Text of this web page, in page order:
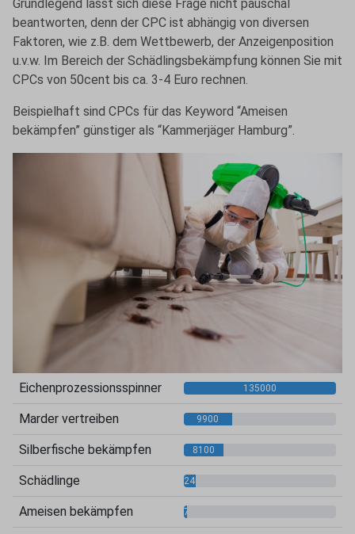
Grundlegend lässt sich diese Frage nicht pauschal
beantworten, denn der CPC ist abhängig von diversen
Faktoren, wie z.B. dem Wettbewerb, der Anzeigenposition
u.v.w. Im Bereich der Schädlingsbekämpfung können Sie mit
CPCs von 50cent bis ca. 3-4 Euro rechnen.
Beispielhaft sind CPCs für das Keyword “Ameisen
bekämpfen” günstiger als “Kammerjäger Hamburg”.
Eichenprozessionsspinner 135000
Marder vertreiben 9900
Silberfische bekämpfen 8100
Schädlinge 2400
Ameisen bekämpfen 720